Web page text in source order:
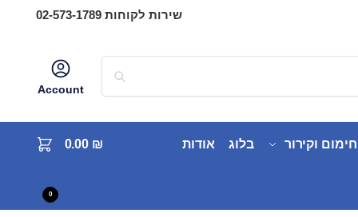
שירות לקוחות 02-573-1789
Account
וקירור בלוג אודות ₪
0